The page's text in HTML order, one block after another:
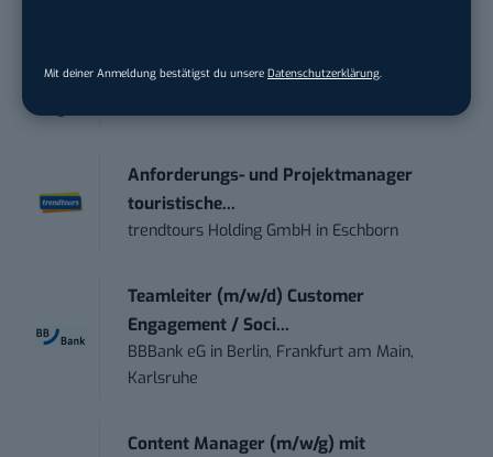
Mit deiner Anmeldung bestätigst du unsere Datenschutzerklärung.
Social Media Content Creator (m/w/d)
Anforderungs- und Projektmanager
touristische...
trendtours Holding GmbH in Eschborn
Teamleiter (m/w/d) Customer
Engagement / Soci...
BBBank eG in Berlin, Frankfurt am Main,
Karlsruhe
Content Manager (m/w/g) mit